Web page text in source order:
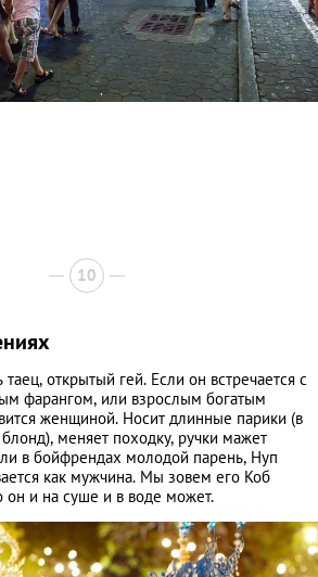
10
открытый гей. Если он встречается с
фарангом, или взрослым богатым
женщиной. Носит длинные парики (в
меняет походку, ручки мажет
в бойфрендах молодой парень, Нуп
как мужчина. Мы зовем его Коб
он и на суше и в воде может.